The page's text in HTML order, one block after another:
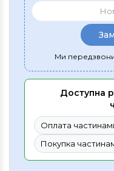
Ми
Доступна
Оплата
Покупка